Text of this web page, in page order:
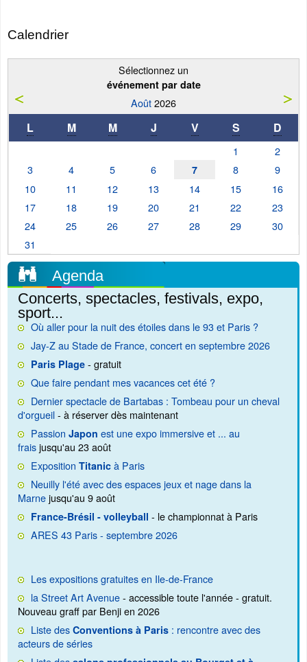
Calendrier
Sélectionnez un
événement par date
Août2026
L M M J V S D
1
2
3
4 5 6 7 8
9
10
11 12 13 14 15
16
17
18 19 20 21 22
23
24
25 26 27 28 29
30
31
Agenda
Concerts, spectacles, festivals, expo,
sport...
Où aller pour la nuit des étoiles dans le 93 et Paris ?
Jay-Z au Stade de France, concert en septembre 2026
Paris Plage - gratuit
Que faire pendant mes vacances cet été ?
Dernier spectacle de Bartabas : Tombeau pour un cheval
d'orgueil- à réserver dès maintenant
Passion Japon est une expo immersive et ... au
fraisjusqu'au 23 août
Exposition Titanic à Paris
Neuilly l'été avec des espaces jeux et nage dans la
Marnejusqu'au 9 août
France-Brésil - volleyball - le championnat à Paris
ARES 43 Paris - septembre 2026
Les expositions gratuites en Ile-de-France
la Street Art Avenue- accessible toute l'année - gratuit.
Nouveau graff par Benji en 2026
Liste des Conventions à Paris : rencontre avec des
acteurs de séries